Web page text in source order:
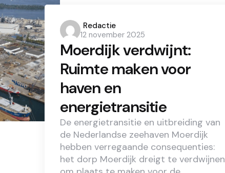
Posted
by
Redactie
12 november 2025
Moerdijk verdwijnt:
Ruimte maken voor
haven en
energietransitie
De energietransitie en uitbreiding van
de Nederlandse zeehaven Moerdijk
hebben verregaande consequenties:
het dorp Moerdijk dreigt te verdwijnen